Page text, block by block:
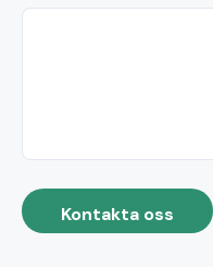
Kontakta oss